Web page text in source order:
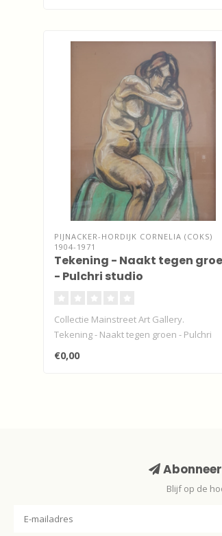
PIJNACKER-HORDIJK CORNELIA (COKS)
1904-1971
Tekening - Naakt tegen
- Pulchri studio
Collectie Mainstreet Art Gallery.
Tekening - Naakt tegen groen - Pulchri
studio..
€0,00
Blijf op de